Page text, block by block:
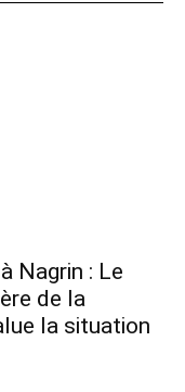
Nagrin : Le
de la
la situation